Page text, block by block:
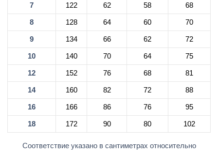
7 122 62 58 68
8 128 64 60 70
9 134 66 62 72
10 140 70 64 75
12 152 76 68 81
14 160 82 72 88
16 166 86 76 95
18 172 90 80 102
Соответствие указано в сантиметрах относительно